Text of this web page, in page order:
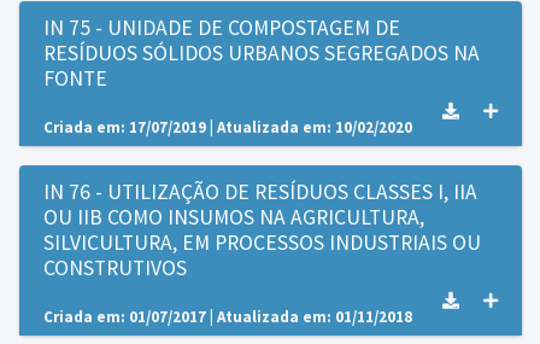
IN 75 - UNIDADE DE COMPOSTAGEM DE
RESÍDUOS SÓLIDOS URBANOS SEGREGADOS NA
FONTE
Criada em: 17/07/2019 | Atualizada em: 10/02/2020
IN 76 - UTILIZAÇÃO DE RESÍDUOS CLASSES I, IIA
OU IIB COMO INSUMOS NA AGRICULTURA,
SILVICULTURA, EM PROCESSOS INDUSTRIAIS OU
CONSTRUTIVOS
Criada em: 01/07/2017 | Atualizada em: 01/11/2018